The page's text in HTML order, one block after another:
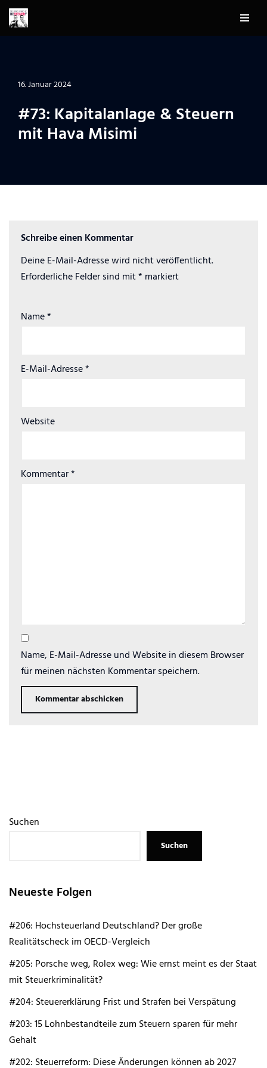
Zum
16. Januar 2024
#73: ⁠Kapitalanlage & Steuern
mit Hava Misimi
Schreibe einen Kommentar
Deine E-Mail-Adresse wird nicht veröffentlicht.
Erforderliche Felder sind mit* markiert
Name*
E-Mail-Adresse*
Website
Kommentar*
Name, E-Mail-Adresse und Website in diesem Browser
für meinen nächsten Kommentar speichern.
Suchen
Suchen
Neueste Folgen
#206: Hochsteuerland Deutschland? Der große
Realitätscheck im OECD-Vergleich
#205: Porsche weg, Rolex weg: Wie ernst meint es der Staat
mit Steuerkriminalität?
#204: Steuererklärung Frist und Strafen bei Verspätung
#203: 15 Lohnbestandteile zum Steuern sparen für mehr
Gehalt
#202: Steuerreform: Diese Änderungen können ab 2027